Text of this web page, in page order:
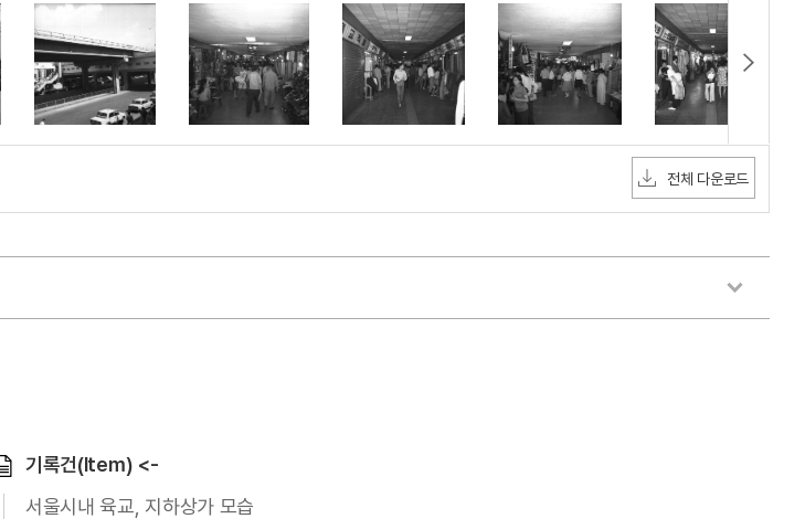
전체 다운로드
기록건(Item) <-
서울시내 육교, 지하상가 모습